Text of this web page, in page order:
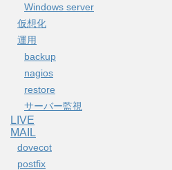
Windows server
仮想化
運用
backup
nagios
restore
サーバー監視
LIVE
MAIL
dovecot
postfix